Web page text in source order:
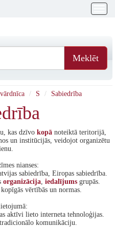
Meklēt
S Sabiedrība
kas dzīvo kopānoteiktā teritorijā,
un institūcijās, veidojot organizētu
nianses:
sabiedrība, Eiropas sabiedrība.
organizācija, iedalījumsgrupās.
vērtībās un normas.
aktīvi lieto interneta tehnoloģijas.
komunikāciju.